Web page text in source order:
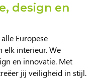
design en
Europese
elk interieur. We
en innovatie. Met
jij veiligheid in stijl.